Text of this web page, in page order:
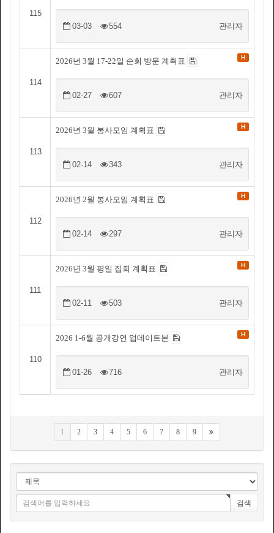
115
03-03 554 관리자
114
2026년 3월 17-22일 순회 방문 계획표 H
02-27 607 관리자
113
2026년 3월 봉사모임 계획표 H
02-14 343 관리자
112
2026년 2월 봉사모임 계획표 H
02-14 297 관리자
111
2026년 3월 평일 집회 계획표 H
02-11 503 관리자
110
2026 1-6월 공개강연 업데이트본 H
01-26 716 관리자
1 2 3 4 5 6 7 8 9
검색